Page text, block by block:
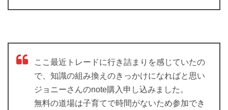
ここ最近トレードに行き詰まりを感じていたの
で、知識の組み換えのきっかけになればと思い
ジョニーさんのnote購入申し込みました。
無料の道場は子育てで時間がないため参加でき